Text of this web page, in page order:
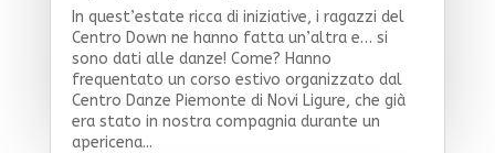
In quest’estate ricca di iniziative, i ragazzi del
Centro Down ne hanno fatta un’altra e… si
sono dati alle danze! Come? Hanno
frequentato un corso estivo organizzato dal
Centro Danze Piemonte di Novi Ligure, che già
era stato in nostra compagnia durante un
apericena...